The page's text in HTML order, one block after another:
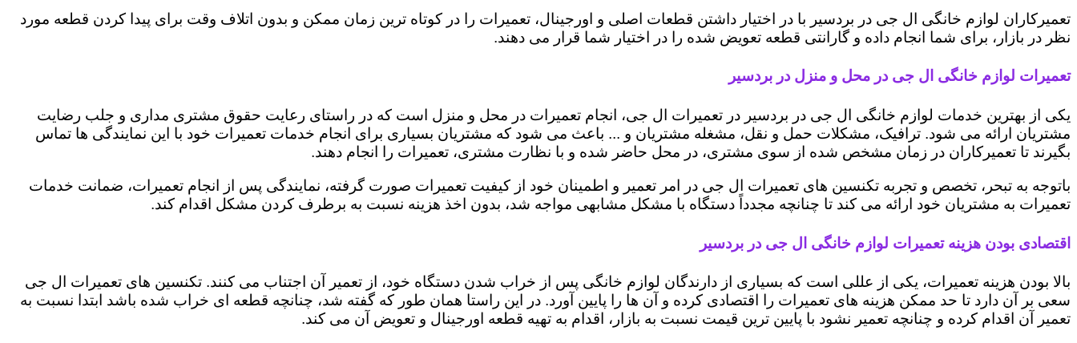
تعمیرکاران لوازم خانگی ال جی در بردسیر با در اختیار داشتن قطعات اصلی و اورجینال، تعمیرات را در کوتاه ترین زمان ممکن و بدون اتلاف وقت برای پیدا کردن قطعه مورد
نظر در بازار، برای شما انجام داده و گارانتی قطعه تعویض شده را در اختیار شما قرار می دهند.
تعمیرات لوازم خانگی ال جی در محل و منزل در بردسیر
یکی از بهترین خدمات لوازم خانگی ال جی در بردسیر در تعمیرات ال جی، انجام تعمیرات در محل و منزل است که در راستای رعایت حقوق مشتری مداری و جلب رضایت
مشتریان ارائه می شود. ترافیک، مشکلات حمل و نقل، مشغله مشتریان و ... باعث می شود که مشتریان بسیاری برای انجام خدمات تعمیرات خود با این نمایندگی ها تماس
بگیرند تا تعمیرکاران در زمان مشخص شده از سوی مشتری، در محل حاضر شده و با نظارت مشتری، تعمیرات را انجام دهند.
باتوجه به تبحر، تخصص و تجربه تکنسین های تعمیرات ال جی در امر تعمیر و اطمینان خود از کیفیت تعمیرات صورت گرفته، نمایندگی پس از انجام تعمیرات، ضمانت خدمات
تعمیرات به مشتریان خود ارائه می کند تا چنانچه مجدداً دستگاه با مشکل مشابهی مواجه شد، بدون اخذ هزینه نسبت به برطرف کردن مشکل اقدام کند.
اقتصادی بودن هزینه تعمیرات لوازم خانگی ال جی در بردسیر
بالا بودن هزینه تعمیرات، یکی از عللی است که بسیاری از دارندگان لوازم خانگی پس از خراب شدن دستگاه خود، از تعمیر آن اجتناب می کنند. تکنسین های تعمیرات ال جی
سعی بر آن دارد تا حد ممکن هزینه های تعمیرات را اقتصادی کرده و آن ها را پایین آورد. در این راستا همان طور که گفته شد، چنانچه قطعه ای خراب شده باشد ابتدا نسبت به
تعمیر آن اقدام کرده و چنانچه تعمیر نشود با پایین ترین قیمت نسبت به بازار، اقدام به تهیه قطعه اورجینال و تعویض آن می کند.